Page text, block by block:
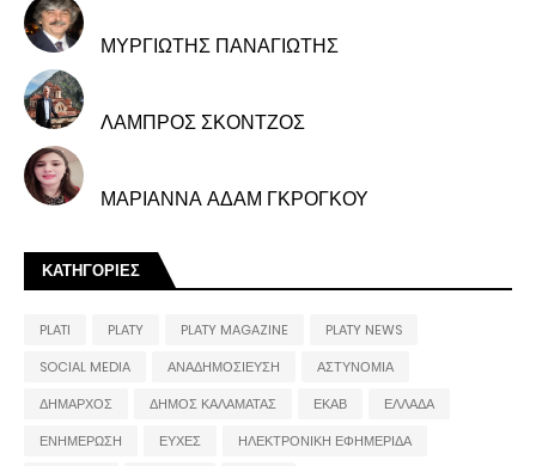
ΜΥΡΓΙΩΤΗΣ ΠΑΝΑΓΙΩΤΗΣ
ΛΑΜΠΡΟΣ ΣΚΟΝΤΖΟΣ
ΜΑΡΙΑΝΝΑ ΑΔΑΜ ΓΚΡΟΓΚΟΥ
ΚΑΤΗΓΟΡΙΕΣ
PLATI PLATY PLATY MAGAZINE
PLATY NEWS
SOCIAL MEDIA
ΑΝΑΔΗΜΟΣΙΕΥΣΗ
ΑΣΤΥΝΟΜΙΑ
ΔΗΜΑΡΧΟΣ
ΔΗΜΟΣ ΚΑΛΑΜΑΤΑΣ ΕΚΑΒ
ΕΛΛΑΔΑ
ΕΝΗΜΕΡΩΣΗ
ΕΥΧΕΣ
ΗΛΕΚΤΡΟΝΙΚΗ ΕΦΗΜΕΡΙΔΑ